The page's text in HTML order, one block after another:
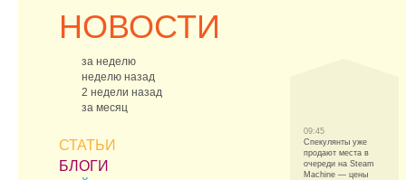
НОВОСТИ
за неделю
неделю назад
2 недели назад
за месяц
СТАТЬИ
БЛОГИ
09:45
Спекулянты уже
продают места в
очереди на Steam
Machine — цены